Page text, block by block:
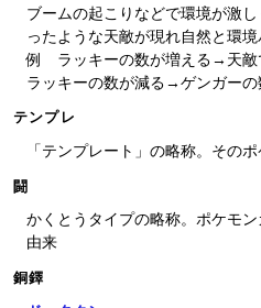
ブームの起こりなどで環境が激
ったような天敵が現れ自然と環境
例 ラッキーの数が増える→天敵
ラッキーの数が減る→ゲンガーの
テンプレ
「テンプレート」の略称。その
闘
かくとうタイプの略称。ポケモ
由来
銅鐸